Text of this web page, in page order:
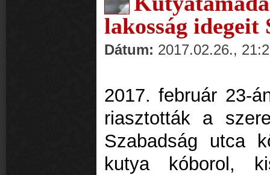
lakosság idegeit
Dátum: 2017.02.26.,
2017. február 23-
riasztották a
Szabadság utca
kutya kóborol,